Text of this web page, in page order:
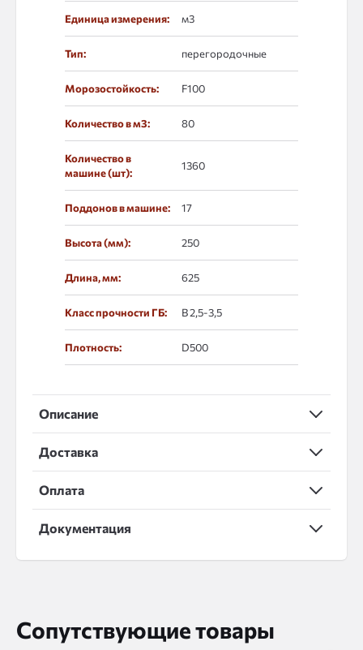
Единица измерения: м3
Тип: перегородочные
Морозостойкость: F100
Количество в м3: 80
Количество в
машине (шт):
1360
Поддонов в машине: 17
Высота (мм): 250
Длина, мм: 625
Класс прочности ГБ: В 2,5-3,5
Плотность: D500
Описание
Доставка
Оплата
Документация
Сопутствующие товары